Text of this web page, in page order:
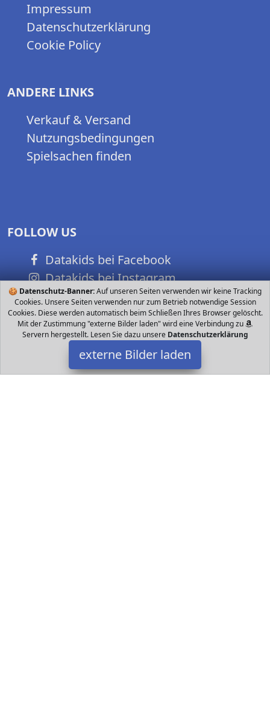
🍪 Datenschutz-Banner:Auf unseren Seiten verwenden wir keine Tracking
Cookies. Unsere Seiten verwenden nur zum Betrieb notwendige Session
Cookies. Diese werden automatisch beim Schließen Ihres Browser gelöscht.
Mit der Zustimmung "externe Bilder laden" wird eine Verbindung zu
Servern hergestellt. Lesen Sie dazu unsere Datenschutzerklärung
externe Bilder laden
Impressum
Datenschutzerklärung
Cookie Policy
ANDERE LINKS
Verkauf & Versand
Nutzungsbedingungen
Spielsachen finden
FOLLOW US
Datakids bei Facebook
Datakids bei Instagram
Datakids bei Github